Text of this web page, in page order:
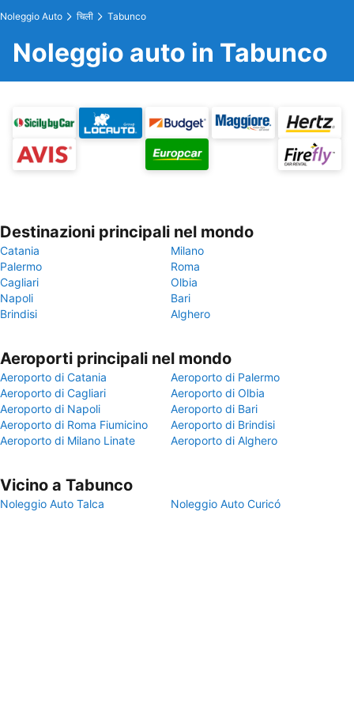
Noleggio Auto चिली Tabunco
Noleggio auto in Tabunco
Destinazioni principali nel mondo
Catania
Milano
Palermo
Roma
Cagliari
Olbia
Napoli
Bari
Brindisi
Alghero
Aeroporti principali nel mondo
Aeroporto di Catania
Aeroporto di Palermo
Aeroporto di Cagliari
Aeroporto di Olbia
Aeroporto di Napoli
Aeroporto di Bari
Aeroporto di Roma Fiumicino
Aeroporto di Brindisi
Aeroporto di Milano Linate
Aeroporto di Alghero
Vicino a Tabunco
Noleggio Auto Talca Noleggio Auto Curicó